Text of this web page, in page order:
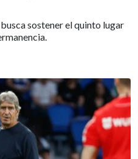
sostener el quinto lugar